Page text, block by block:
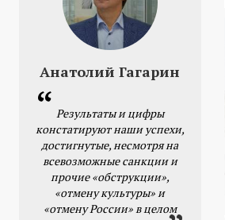
Анатолий Гагарин
Результаты и цифры
констатируют наши успехи,
достигнутые, несмотря на
всевозможные санкции и
прочие «обструкции»,
«отмену культуры» и
«отмену России» в целом